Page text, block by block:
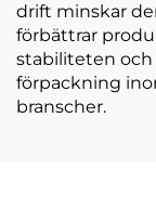
drift minskar
förbättrar
stabiliteten och
förpackning
branscher.